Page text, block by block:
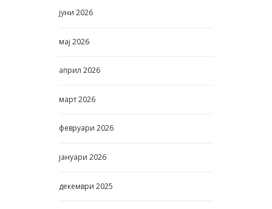
јуни 2026
мај 2026
април 2026
март2026
февруари 2026
јануари 2026
декември 2025